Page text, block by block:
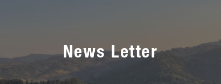
News Letter